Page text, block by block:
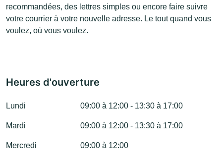
recommandées, des lettres simples ou encore faire suivre
votre courrier à votre nouvelle adresse. Le tout quand vous
voulez, où vous voulez.
Heures d'ouverture
Lundi 09:00 à 12:00 - 13:30 à 17:00
Mardi 09:00 à 12:00 - 13:30 à 17:00
Mercredi 09:00 à 12:00